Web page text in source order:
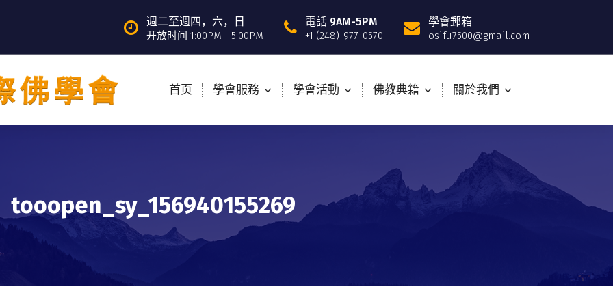
週二至週四，六，日
开放时间 1:00PM - 5:00PM
電話 9AM-5PM
+1 (248)-977-0570
學會郵箱
osifu7500@gmail.com
首页 學會服務 學會活動 佛教典籍 關於我們
tooopen_sy_156940155269